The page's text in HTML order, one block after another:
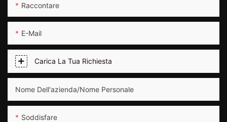
Raccontare
E-Mail
Carica La Tua Richiesta
Nome Dell'azienda/Nome Personale
Soddisfare